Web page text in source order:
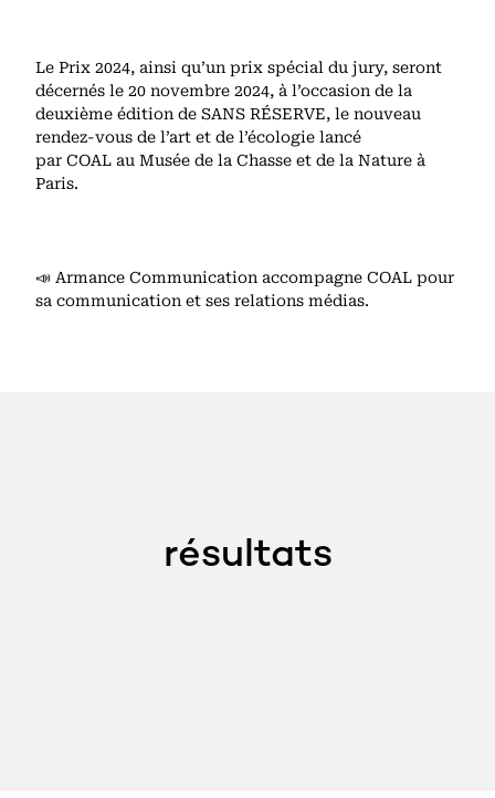
Le Prix 2024, ainsi qu’un prix spécial du jury, seront
décernés le 20 novembre 2024, à l’occasion de la
deuxième édition de SANS RÉSERVE, le nouveau
rendez-vous de l’art et de l’écologie lancé
par COAL au Musée de la Chasse et de la Nature à
Paris.
📣 Armance Communication accompagne COAL pour
sa communication et ses relations médias.
résultats